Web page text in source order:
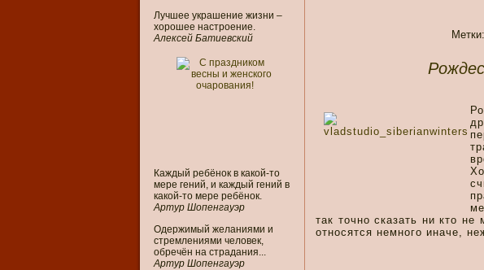
Лучшее украшение жизни –
хорошее настроение.
Алексей Батиевский
Каждый ребёнок в какой-то
мере гений, и каждый гений в
какой-то мере ребёнок.
Артур Шопенгауэр
Одержимый желаниями и
стремлениями человек,
обречён на страдания...
Артур Шопенгауэр
Метки:
так точно сказать ни кто
относятся немного иначе,